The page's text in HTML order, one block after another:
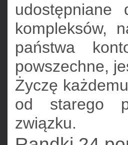
kompleksów,
państwa
powszechne,
Życzę
od starego
związku.